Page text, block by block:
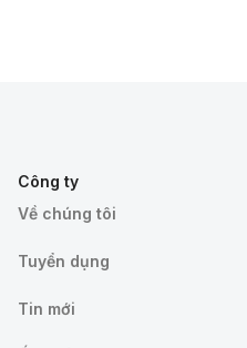
Công ty
Về chúng tôi
Tuyển dụng
Tin mới